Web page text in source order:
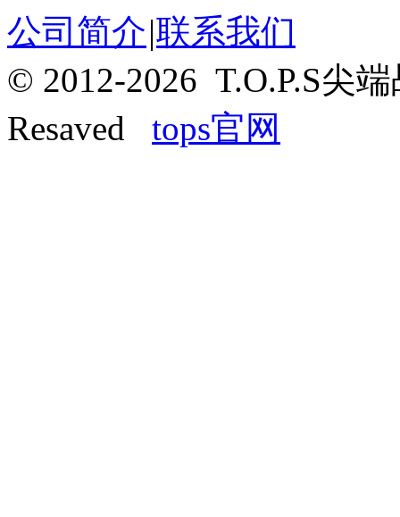
公司简介|联系我们
© 2012-2026 T.O.P.S尖
Resaved tops官网